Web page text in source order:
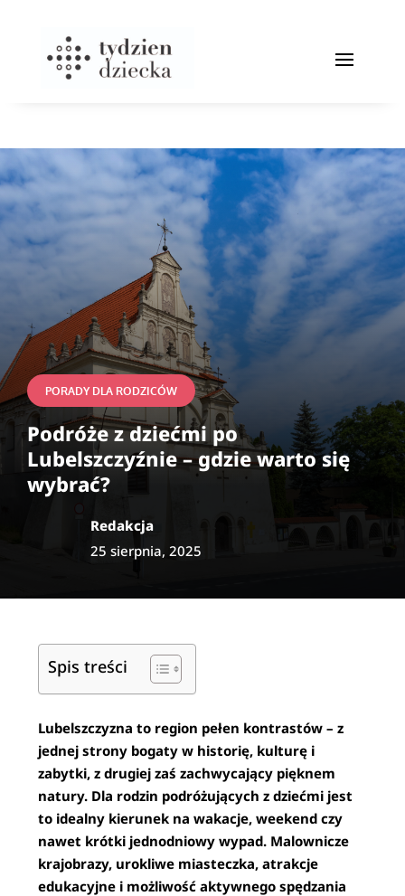
PORADY DLA RODZICÓW
Podróże z dziećmi po
Lubelszczyźnie – gdzie warto się
wybrać?
Redakcja
25 sierpnia, 2025
Spis treści
Lubelszczyzna to region pełen kontrastów – z
jednej strony bogaty w historię, kulturę i
zabytki, z drugiej zaś zachwycający pięknem
natury. Dla rodzin podróżujących z dziećmi jest
to idealny kierunek na wakacje, weekend czy
nawet krótki jednodniowy wypad. Malownicze
krajobrazy, urokliwe miasteczka, atrakcje
edukacyjne i możliwość aktywnego spędzania